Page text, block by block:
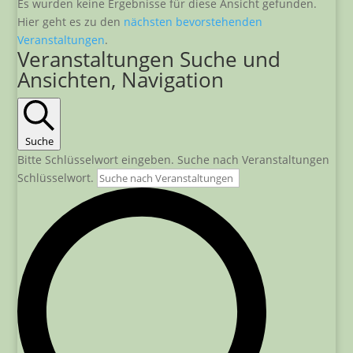
Es wurden keine Ergebnisse für diese Ansicht gefunden.
Hier geht es zu den nächsten bevorstehenden
Veranstaltungen.
Veranstaltungen Suche und
Ansichten, Navigation
Suche
Bitte Schlüsselwort eingeben. Suche nach Veranstaltungen
Schlüsselwort.